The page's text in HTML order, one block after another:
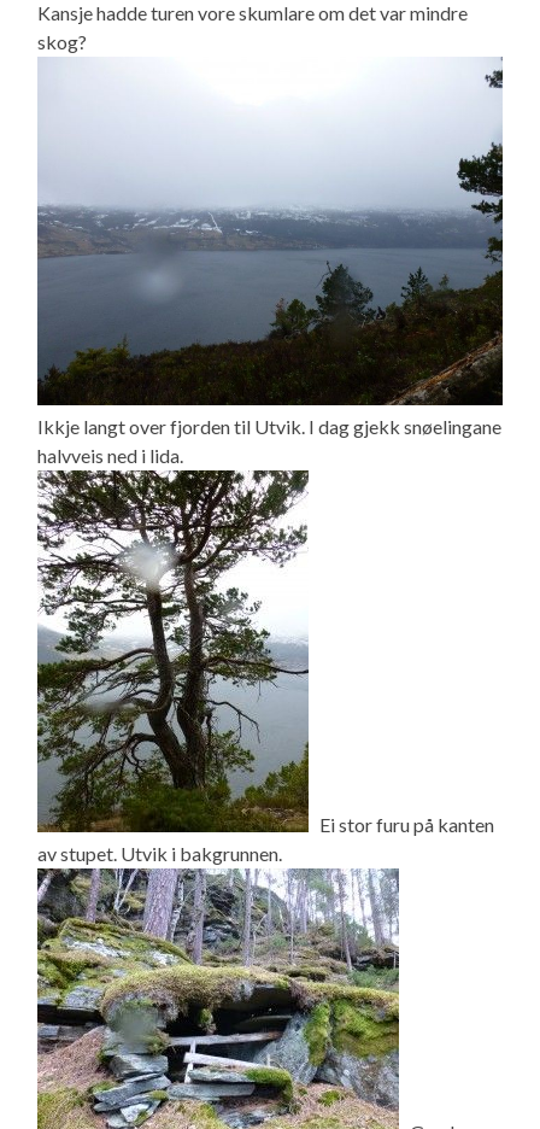
Kansje hadde turen vore skumlare om det var mindre
skog?
Ikkje langt over fjorden til Utvik. I dag gjekk snøelingane
halvveis ned i lida.
Ei stor furu på kanten
av stupet. Utvik i bakgrunnen.